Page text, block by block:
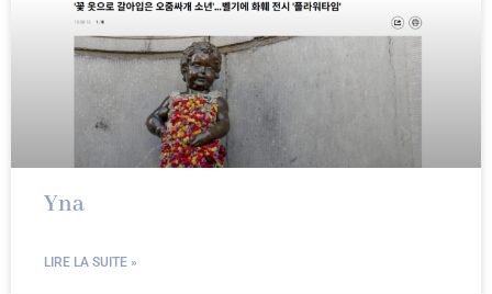
Yna
LIRE LA SUITE »